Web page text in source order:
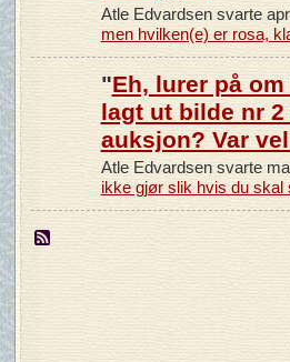
Atle Edvardsen svarte
men hvilken(e) er rosa,
"Eh, lurer på
lagt ut bilde nr
auksjon? Var
Atle Edvardsen svarte
ikke gjør slik hvis du skal